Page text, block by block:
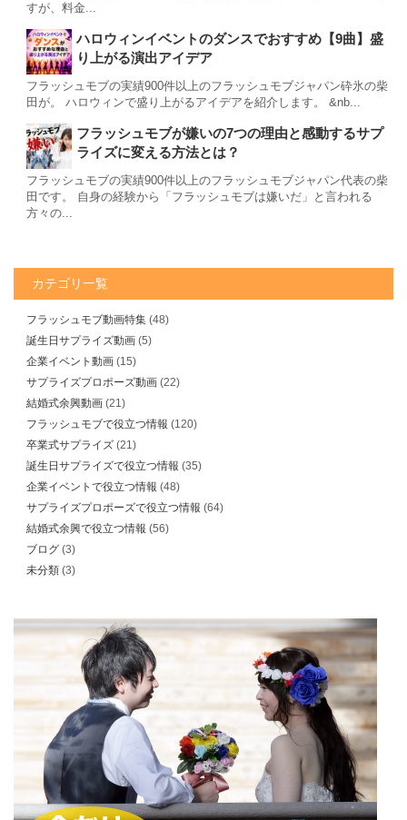
すが、料金...
ハロウィンイベントのダンスでおすすめ【9曲】盛
り上がる演出アイデア
フラッシュモブの実績900件以上のフラッシュモブジャパン砕氷の柴
田が。 ハロウィンで盛り上がるアイデアを紹介します。 &nb...
フラッシュモブが嫌いの7つの理由と感動するサプ
ライズに変える方法とは？
フラッシュモブの実績900件以上のフラッシュモブジャパン代表の柴
田です。 自身の経験から「フラッシュモブは嫌いだ」と言われる
方々の...
カテゴリ一覧
フラッシュモブ動画特集 (48)
誕生日サプライズ動画 (5)
企業イベント動画 (15)
サプライズプロポーズ動画 (22)
結婚式余興動画 (21)
フラッシュモブで役立つ情報 (120)
卒業式サプライズ (21)
誕生日サプライズで役立つ情報 (35)
企業イベントで役立つ情報 (48)
サプライズプロポーズで役立つ情報 (64)
結婚式余興で役立つ情報 (56)
ブログ (3)
未分類 (3)